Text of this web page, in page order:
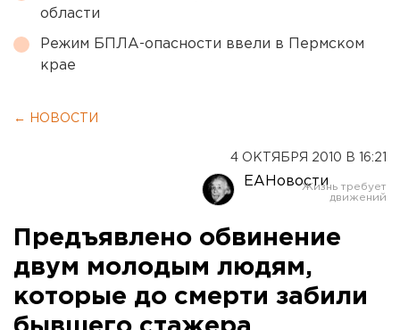
области
Режим БПЛА-опасности ввели в Пермском
крае
← НОВОСТИ
4 ОКТЯБРЯ 2010 В 16:21
ЕАНовости
Предъявлено обвинение
двум молодым людям,
которые до смерти забили